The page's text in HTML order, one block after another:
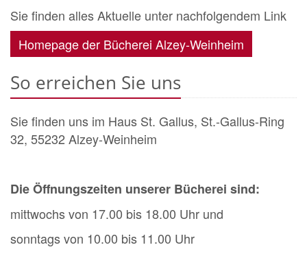
Sie finden alles Aktuelle unter nachfolgendem Link
Homepage der Bücherei Alzey-Weinheim
So erreichen Sie uns
Sie finden uns im Haus St. Gallus, St.-Gallus-Ring
32, 55232 Alzey-Weinheim
Die Öffnungszeiten unserer Bücherei sind:
mittwochs von 17.00 bis 18.00 Uhr und
sonntags von 10.00 bis 11.00 Uhr